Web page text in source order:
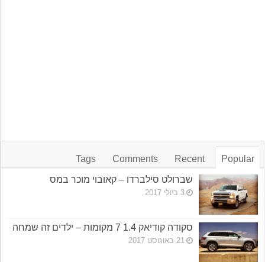
Popular
Recent
Comments
Tags
שברולט סילברדו – קאובוי מוכר במס
3 ביולי 2017
סקודה קודיאק 1.4 7 מקומות – ילדים זה שמחה
21 באוגוסט 2017